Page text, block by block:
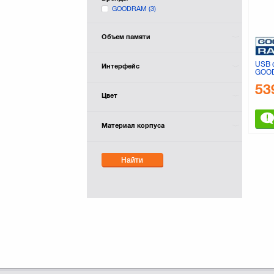
GOODRAM(3)
Объем памяти
Интерфейс
Цвет
Материал корпуса
Найти
USB